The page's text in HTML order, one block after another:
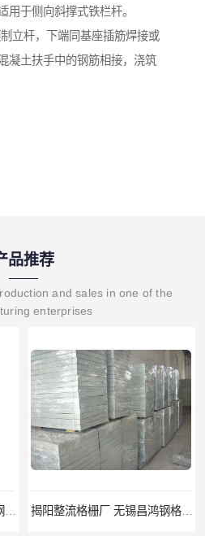
用于侧向斜撑式铁栏杆。
立杆，下端同基座插筋焊接或
凝土扶手中的钢筋相接，浇筑
品推荐
and sales in one of the
enterprises
揭阳整流格栅厂 无锡昌鸿钢格板有限公司